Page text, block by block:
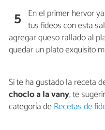
5 En el primer hervor
tus fideos con esta
agregar queso rallado al
quedar un plato exquisito
Si te ha gustado la receta
choclo a la vany, te
categoría deRecetas de